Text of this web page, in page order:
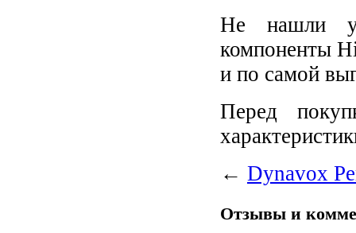
Не нашли у
компоненты
и по самой
Перед
← Dynavox
Отзывы и